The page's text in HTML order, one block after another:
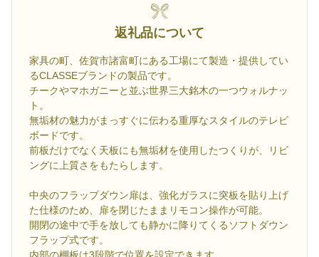
返礼品について
家具の町、佐賀市諸富町にある工場にて製造・提供してい
るCLASSEブランドの製品です。
チークやマホガニーと並ぶ世界三大銘木の一つウォルナッ
ト。
無垢材の魅力がまっすぐに伝わる重厚なスタイルのテレビ
ボードです。
前板だけでなく天板にも無垢材を使用したつくりが、リビ
ングに上質さをもたらします。
中央のフラップダウン扉は、強化ガラスに突板を貼り上げ
た仕様のため、扉を閉じたままリモコン操作が可能。
開閉の途中で手を放しても静かに降りてくるソフトダウン
フラップ式です。